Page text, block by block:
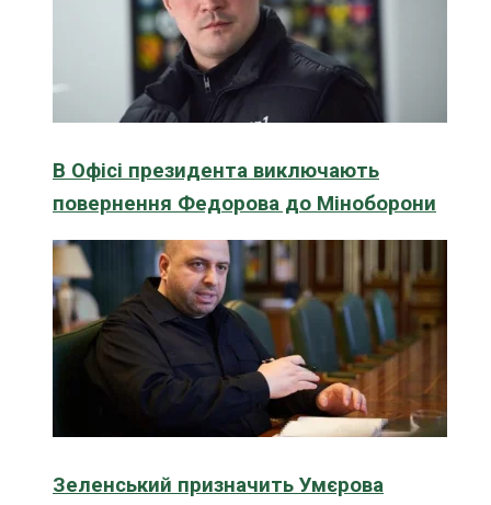
В Офісі президента виключають
повернення Федорова до Міноборони
Зеленський призначить Умєрова